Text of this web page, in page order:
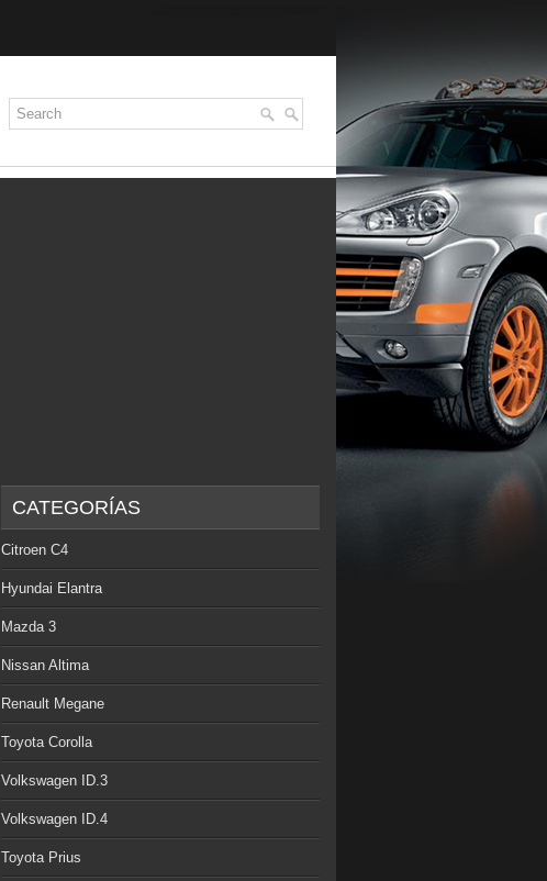
CATEGORÍAS
Citroen C4
Hyundai Elantra
Mazda 3
Nissan Altima
Renault Megane
Toyota Corolla
Volkswagen ID.3
Volkswagen ID.4
Toyota Prius